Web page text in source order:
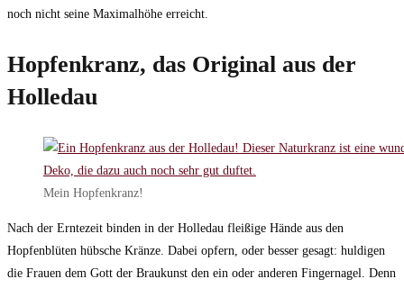
noch nicht seine Maximalhöhe erreicht.
Hopfenkranz, das Original aus der
Holledau
Mein Hopfenkranz!
Nach der Erntezeit binden in der Holledau fleißige Hände aus den
Hopfenblüten hübsche Kränze. Dabei opfern, oder besser gesagt: huldigen
die Frauen dem Gott der Braukunst den ein oder anderen Fingernagel. Denn